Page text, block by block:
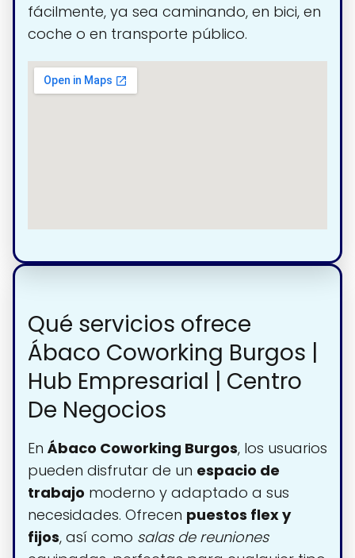
fácilmente, ya sea caminando, en bici, en
coche o en transporte público.
Qué servicios ofrece
Ábaco Coworking Burgos |
Hub Empresarial | Centro
De Negocios
En Ábaco Coworking Burgos, los usuarios
pueden disfrutar de un espacio de
trabajo moderno y adaptado a sus
necesidades. Ofrecen puestos flex y
fijos, así como salas de reuniones